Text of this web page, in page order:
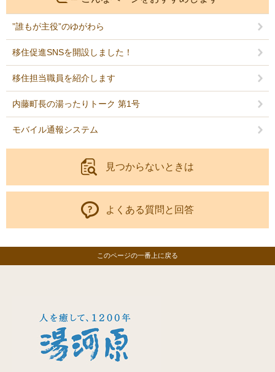
”誰もが主役”のゆがわら
移住促進SNSを開設しました！
移住担当職員を紹介します
内藤町長の湯ったりトーク 第1号
モバイル通報システム
見つからないときは
よくある質問と回答
このページの一番上に戻る